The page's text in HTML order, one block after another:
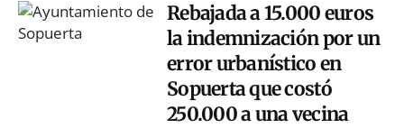
Rebajada a 15.000 euros
la indemnización por un
error urbanístico en
Sopuerta que costó
250.000 a una vecina